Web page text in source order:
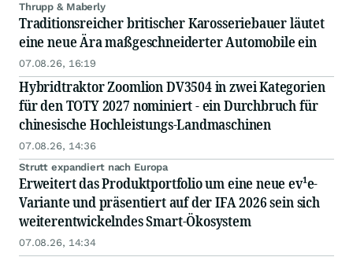
Thrupp & Maberly
Traditionsreicher britischer Karosseriebauer läutet
eine neue Ära maßgeschneiderter Automobile ein
07.08.26, 16:19
Hybridtraktor Zoomlion DV3504 in zwei Kategorien
für den TOTY 2027 nominiert - ein Durchbruch für
chinesische Hochleistungs-Landmaschinen
07.08.26, 14:36
Strutt expandiert nach Europa
Erweitert das Produktportfolio um eine neue ev¹e-
Variante und präsentiert auf der IFA 2026 sein sich
weiterentwickelndes Smart-Ökosystem
07.08.26, 14:34